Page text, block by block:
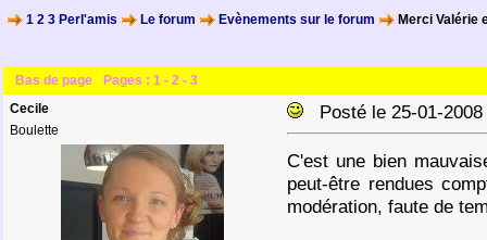
1 2 3 Perl'amis Le forum Evènements sur le forum Merci Valérie
Bas de page Pages : 1 - 2 - 3
Cecile
Boulette
Posté le 25-01-
C'est une bien
peut-être rendues
modération, faute de